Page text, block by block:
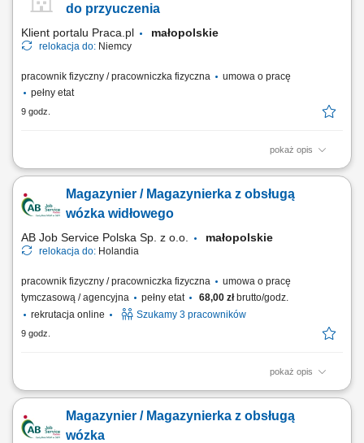
testowanie gotowych urządzeń. Wykonywanie prac serwisowych i
do przyuczenia
Klient portalu Praca.pl małopolskie
relokacja do: Niemcy
pracownik fizyczny / pracowniczka fizyczna
umowa o pracę
pełny etat
9 godz.
pokaż opis
Wykonywanie prac monterskich, mechanicznych i ślusarskich zgodnie z
czujników oraz innych podzespołów. Udział w montażu linii i maszyn
przemysłowych. Praca zespołowa oraz realizacja zadań samodzielnie.
Magazynier / Magazynierka z obsługą
wózka widłowego
AB Job Service Polska Sp. z o.o. małopolskie
relokacja do: Holandia
pracownik fizyczny / pracowniczka fizyczna
umowa o pracę
tymczasową / agencyjna
pełny etat 68,00 złbrutto/godz.
rekrutacja online
Szukamy 3 pracowników
9 godz.
pokaż opis
Zadania: Obsługa wózka widłowego przy pracach załadunkowych i
hali produkcyjnej; Rejestracja stany magazynowych i lokalizacji
materiałów w systemie ERP; Przygotowanie towaru do wysyłki na
Magazynier / Magazynierka z obsługą
wózka